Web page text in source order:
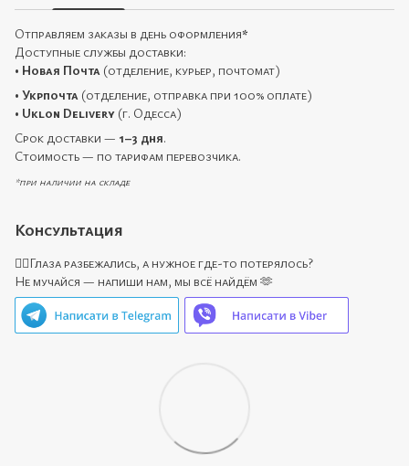
Отправляем заказы в день оформления*
Доступные службы доставки:
• Новая Почта (отделение, курьер, почтомат)
• Укрпочта (отделение, отправка при 100% оплате)
• Uklon Delivery (г. Одесса)
Срок доставки — 1–3 дня.
Стоимость — по тарифам перевозчика.
*при наличии на складе
Консультация
🙋‍♀️Глаза разбежались, а нужное где-то потерялось?
Не мучайся — напиши нам, мы всё найдём 🫶